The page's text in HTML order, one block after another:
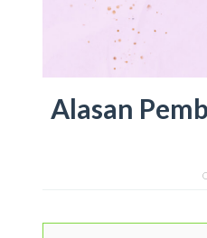
Alasan